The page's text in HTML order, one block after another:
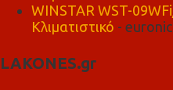
WINSTAR WST-
Κλιματιστικό -
LAKONES.gr